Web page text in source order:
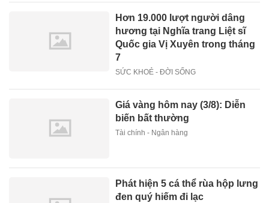
Hơn 19.000 lượt người dâng
hương tại Nghĩa trang Liệt sĩ
Quốc gia Vị Xuyên trong tháng
7
SỨC KHOẺ - ĐỜI SỐNG
Giá vàng hôm nay (3/8): Diễn
biến bất thường
Tài chính - Ngân hàng
Phát hiện 5 cá thể rùa hộp lưng
đen quý hiếm đi lạc